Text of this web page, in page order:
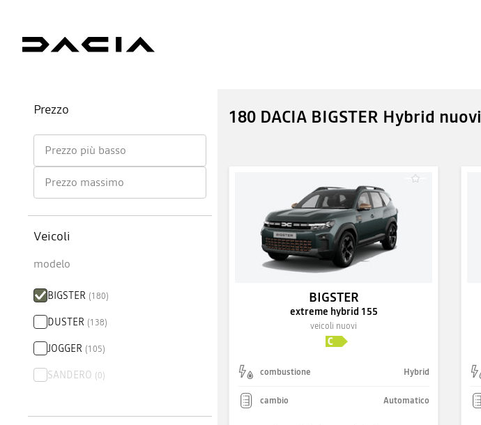
Prezzo
Prezzo più basso
Prezzo massimo
Veicoli
modelo
BIGSTER (180)
DUSTER (138)
JOGGER (105)
SANDERO (0)
180 DACIA BIGSTER Hybrid nuovi
BIGSTER
extreme hybrid 155
veicoli nuovi
combustione Hybrid
cambio Automatico